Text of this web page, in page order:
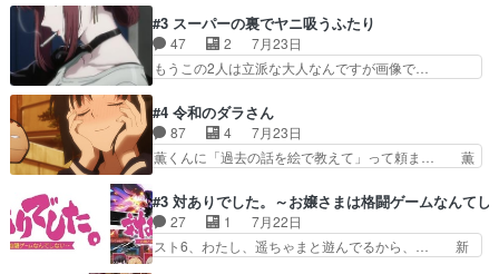
コちゃんの性別が間違えられ… 鏡の両親がモンス
ターと人間にそれぞれ命を… 胸が苦しくなるほど
鏡くんの過去がとても残…
は『ちんこ』によってリミッターが外れ… 今回は
汚い要素あまりなく普通にギャグアニ… あとアイ
キャッチが釈迦だったの本当に最高… まー、今回
もコンプライアンス違反にどこま… 達郎のオチに
ニメが好きでも大丈夫だよ」… あんな事こんな事
いっぱいさせられちゃうこ… 妹ネコちゃんのバー
ガーにタバコ入ってるの…
#3 スーパーの裏でヤニ吸うふたり
47 2
7月23日
もうこの2人は立派な大人なんですが画像で…
こ叡智でセクシー！ミストふっかけて嗅ぎ… あい
かわらず山田さんと田山さんが同一人物… 今さら
だけどずとまよのOP合ってるね。首… 佐々木と
田山さんにロマンスの香りが漂って… 佐々木さん
「ただのヤニ仲間」から「ちゃ… 田山から消臭ミ
ストを戴いてお礼返しをして… からかったつもり
なのに、思いもよらない佐…
#4 令和のダラさん
87 4
7月23日
薫くんに「過去の話を絵で教えて」って頼ま… 薫
シリアス展開になるかと思ったら全然そ… 薫が通
うは応神町立応神北小学校一方、日向… 思ったの
と違う刺客出てきたwwただ関西弁… とエピソー
ドの進みにおどろくけど、気持ち… ①作文の定番
#3 対ありでした。～お嬢さまは格闘ゲームなんてし
27 1
7月22日
スト6、わたし、遥ちゃまと遊んでるから、… 新